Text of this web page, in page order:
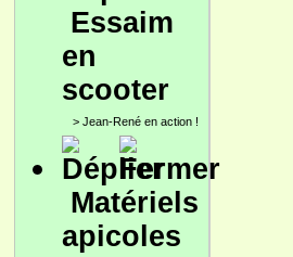
Essaim
en
scooter
> Jean-René en action !
Matériels
apicoles